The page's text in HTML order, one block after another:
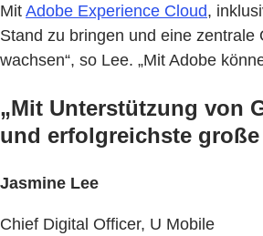
Mit Adobe Experience Cloud,
Stand zu bringen und eine
wachsen“, so Lee. „Mit Adobe
„Mit Unterstützung von
und erfolgreichste
Jasmine Lee
Chief Digital Officer, U Mobile